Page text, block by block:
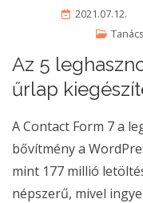
2021.07.12.
Az 5
űrlap
A Contact Form 7 a
bővítmény a
mint 177 millió
népszerű, mivel